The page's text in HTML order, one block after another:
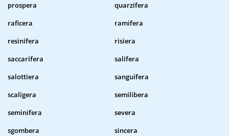
prospera
quarzifera
raficera
ramifera
resinifera
risiera
saccarifera
salifera
salottiera
sanguifera
scaligera
semilibera
seminifera
severa
sgombera
sincera